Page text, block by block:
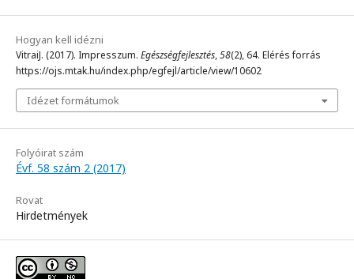
Hogyan kell idézni
VitraiJ. (2017). Impresszum. Egészségfejlesztés,58(2), 64. Elérés forrás
https://ojs.mtak.hu/index.php/egfejl/article/view/10602
Idézet formátumok
Folyóirat szám
Évf. 58 szám 2 (2017)
Rovat
Hirdetmények